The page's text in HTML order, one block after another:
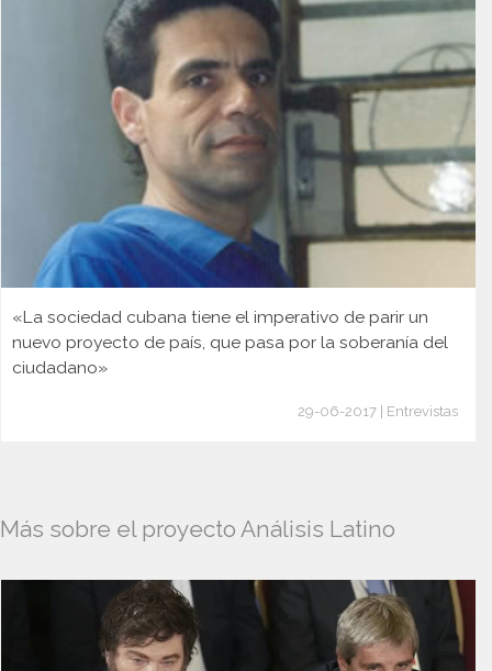
«La sociedad cubana tiene el imperativo de parir un
nuevo proyecto de país, que pasa por la soberanía del
ciudadano»
29-06-2017 | Entrevistas
Más sobre el proyecto Análisis Latino